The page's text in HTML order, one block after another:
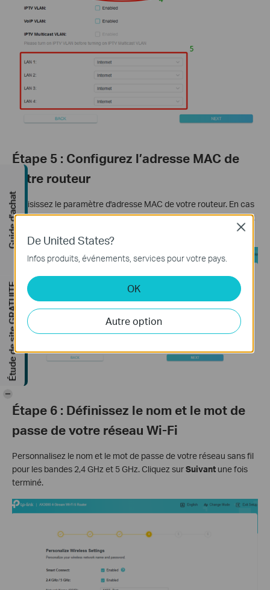
Étape 5 : Configurez l’adresse MAC de
votre routeur
Choisissez le paramètre d'adresse MAC de votre routeur. En cas
de doute, sélectionnez «Utiliser l'adresse MAC par défaut »et
cliquez sur
Étape 6 : Définissez le nom et le mot de
passe de votre réseau Wi-Fi
Personnalisez le nom et le mot de passe de votre réseau sans fil
pour les bandes 2,4 GHz et 5 GHz. Cliquez surSuivant une fois
terminé.
De United States?
Infos produits, événements, services pour votre pays.
OK
Autre option
Close
Guide d'achat
Étude de site GRATUITE
-